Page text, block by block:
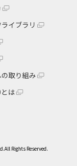
イブラリ
取り組み
は
Rights Reserved.